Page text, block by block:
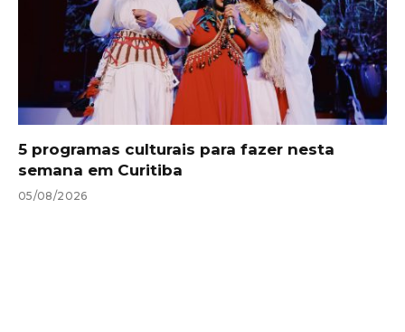
5 programas culturais para fazer nesta
semana em Curitiba
05/08/2026